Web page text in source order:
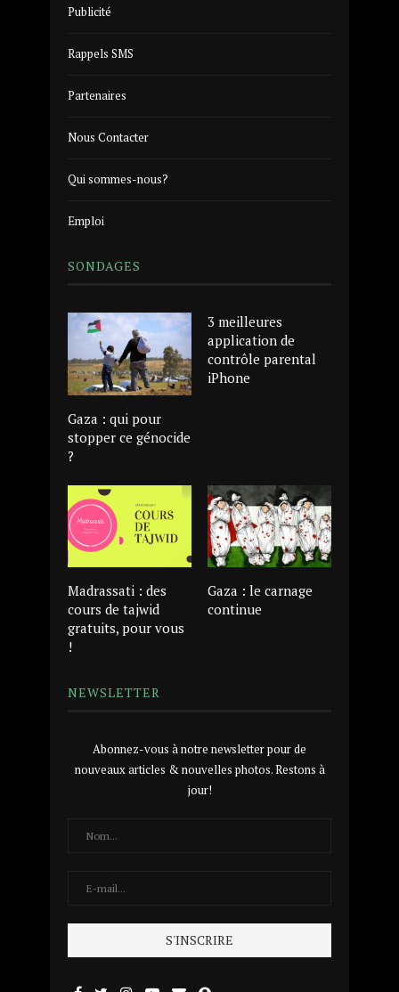
Publicité
Rappels SMS
Partenaires
Nous Contacter
Qui sommes-nous?
Emploi
SONDAGES
Gaza : qui pour
stopper ce génocide
?
3 meilleures
application de
contrôle parental
iPhone
Madrassati : des
cours de tajwid
gratuits, pour vous
!
Gaza : le carnage
continue
NEWSLETTER
Abonnez-vous à notre newsletter pour de
nouveaux articles & nouvelles photos. Restons à
jour!